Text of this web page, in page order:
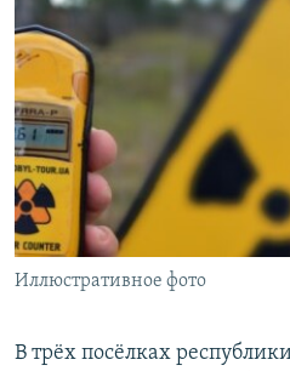
поиску
СЕВЕР.РЕАЛИИ
СИБИРЬ.РЕАЛИИ
РАСПИСАНИЕ ВЕЩАНИЯ
ПОДПИШИТЕСЬ НА
СОЦИАЛЬНЫЕ СЕТИ
Иллюстративное фото
В трёх посёлках